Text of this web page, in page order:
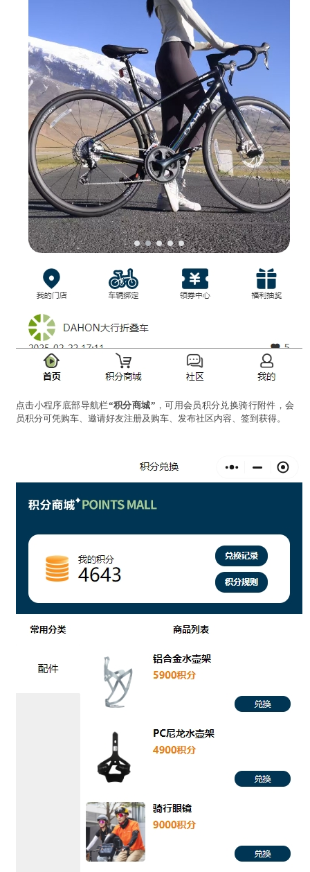
点击小程序底部导航栏“积分商城” ，可用会员积分兑换骑行附件，会
员积分可凭购车、邀请好友注册及购车、发布社区内容、签到获得。